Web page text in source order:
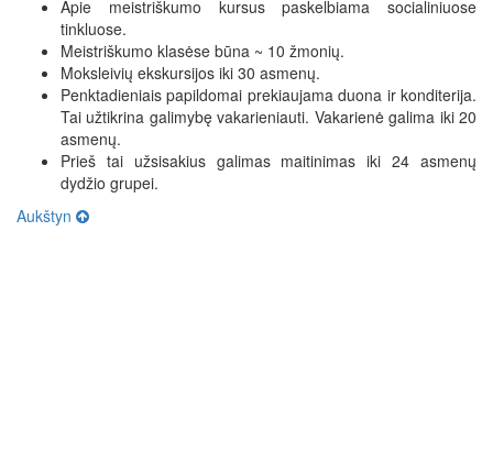
Apie meistriškumo kursus paskelbiama socialiniuose
tinkluose.
Meistriškumo klasėse būna ~ 10 žmonių.
Moksleivių ekskursijos iki 30 asmenų.
Penktadieniais papildomai prekiaujama duona ir konditerija.
Tai užtikrina galimybę vakarieniauti. Vakarienė galima iki 20
asmenų.
Prieš tai užsisakius galimas maitinimas iki 24 asmenų
dydžio grupei.
Aukštyn